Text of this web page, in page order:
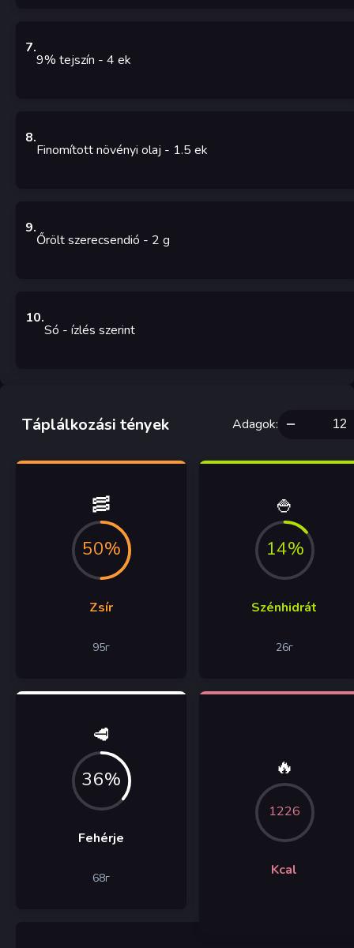
7.
9% tejszín - 4 ek
8.
Finomított növényi olaj - 1.5 ek
9.
Őrölt szerecsendió - 2 g
10.
Só - ízlés szerint
Táplálkozási tények Adagok:
🥓
50%
Zsír
95г
🍚
14%
Szénhidrát
26г
🥩
36%
Fehérje
68г
🔥
1226
Kcal